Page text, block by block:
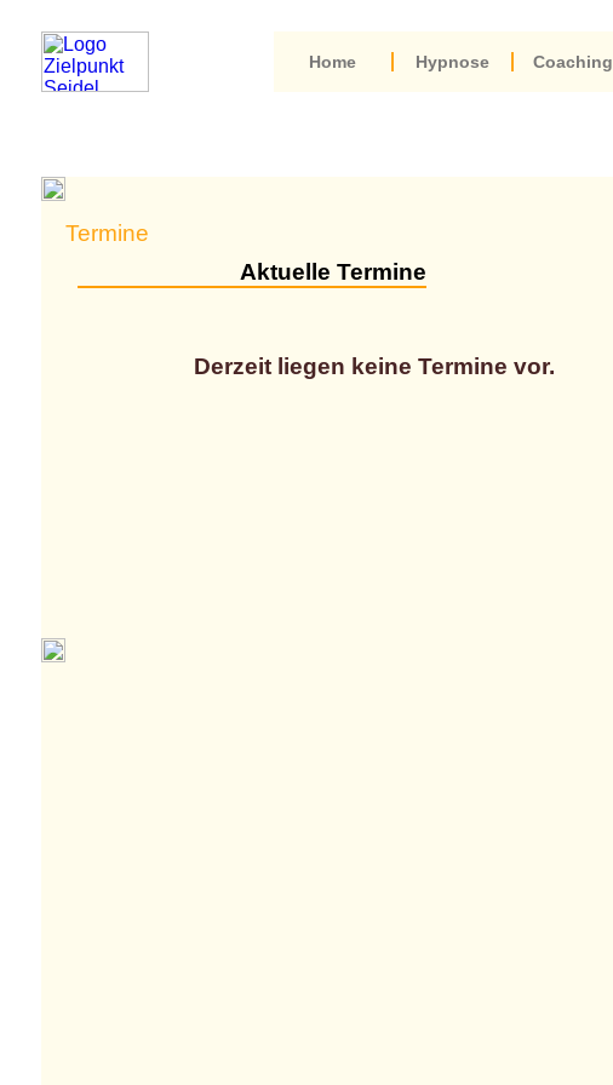
Home Hypnose Coaching
Termine
Aktuelle Termine
Derzeit liegen keine Termine vor.